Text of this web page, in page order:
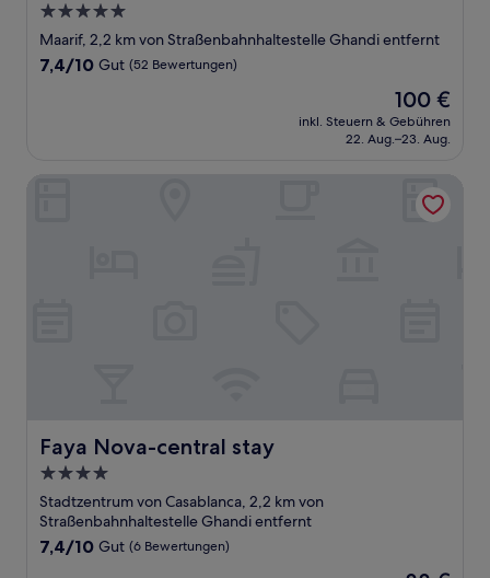
5.0-
Sterne-
Unterkunft
Maarif, 2,2 km von Straßenbahnhaltestelle Ghandi entfernt
7.4
7,4/10 Gut (52 Bewertungen)
Der
Preis
beträgt
100 €
inkl. Steuern & Gebühren
22. Aug.–23. Aug.
Faya Nova-central stay
Faya Nova-central stay
4.0-
Sterne-
Unterkunft
Stadtzentrum von Casablanca, 2,2 km von
Straßenbahnhaltestelle Ghandi entfernt
7.4
7,4/10 Gut (6 Bewertungen)